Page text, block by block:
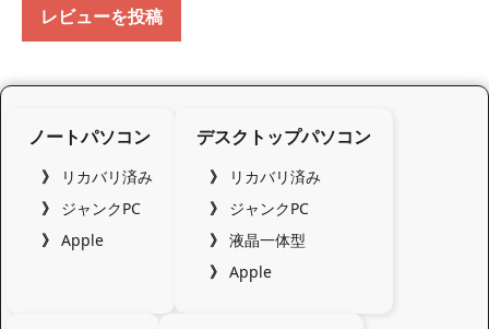
レビューを投稿
ノートパソコン
リカバリ済み
ジャンクPC
Apple
デスクトップパソコン
リカバリ済み
ジャンクPC
液晶一体型
Apple